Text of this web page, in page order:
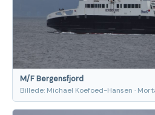
M/F Bergensfjord
Billede: Michael Koefoed-Hansen ·